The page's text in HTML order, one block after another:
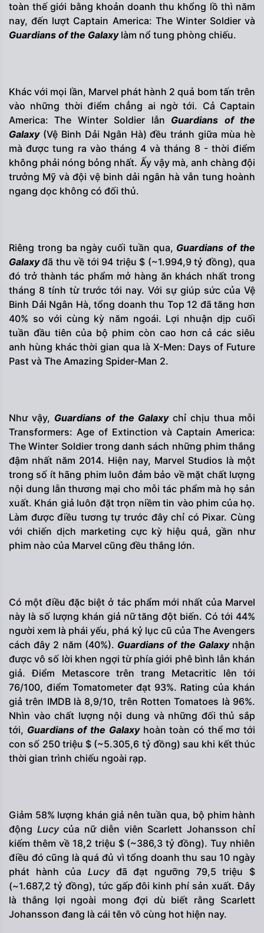
toàn thế giới bằng khoản doanh thu khổng lồ thì năm
nay, đến lượt Captain America: The Winter Soldier và
Guardians of the Galaxylàm nổ tung phòng chiếu.
Khác với mọi lần, Marvel phát hành 2 quả bom tấn trên
vào những thời điểm chẳng ai ngờ tới. Cả Captain
America: The Winter Soldier lẫn Guardians of the
Galaxy (Vệ Binh Dải Ngân Hà) đều tránh giữa mùa hè
mà được tung ra vào tháng 4 và tháng 8 - thời điểm
không phải nóng bỏng nhất. Ấy vậy mà, anh chàng đội
trưởng Mỹ và đội vệ binh dải ngân hà vẫn tung hoành
ngang dọc không có đối thủ.
Riêng trong ba ngày cuối tuần qua, Guardians of the
Galaxyđã thu về tới 94 triệu $ (~1.994,9 tỷ đồng), qua
đó trở thành tác phẩm mở hàng ăn khách nhất trong
tháng 8 tính từ trước tới nay. Với sự giúp sức của Vệ
Binh Dải Ngân Hà, tổng doanh thu Top 12 đã tăng hơn
40% so với cùng kỳ năm ngoái. Lợi nhuận dịp cuối
tuần đầu tiên của bộ phim còn cao hơn cả các siêu
anh hùng khác thời gian qua là X-Men: Days of Future
Past và The Amazing Spider-Man 2.
Như vậy, Guardians of the Galaxychỉ chịu thua mỗi
Transformers: Age of Extinction và Captain America:
The Winter Soldier trong danh sách những phim thắng
đậm nhất năm 2014. Hiện nay, Marvel Studios là một
trong số ít hãng phim luôn đảm bảo về mặt chất lượng
nội dung lẫn thương mại cho mỗi tác phẩm mà họ sản
xuất. Khán giả luôn đặt trọn niềm tin vào phim của họ.
Làm được điều tương tự trước đây chỉ có Pixar. Cùng
với chiến dịch marketing cực kỳ hiệu quả, gần như
phim nào của Marvel cũng đều thắng lớn.
Có một điều đặc biệt ở tác phẩm mới nhất của Marvel
này là số lượng khán giả nữ tăng đột biến. Có tới 44%
người xem là phái yếu, phá kỷ lục cũ của The Avengers
cách đây 2 năm (40%). Guardians of the Galaxynhận
được vô số lời khen ngợi từ phía giới phê bình lẫn khán
giả. Điểm Metascore trên trang Metacritic lên tới
76/100, điểm Tomatometer đạt 93%. Rating của khán
giả trên IMDB là 8,9/10, trên Rotten Tomatoes là 96%.
Nhìn vào chất lượng nội dung và những đối thủ sắp
tới, Guardians of the Galaxyhoàn toàn có thể mơ tới
con số 250 triệu $ (~5.305,6 tỷ đồng) sau khi kết thúc
thời gian trình chiếu ngoài rạp.
Giảm 58% lượng khán giả nên tuần qua, bộ phim hành
động Lucycủa nữ diễn viên Scarlett Johansson chỉ
kiếm thêm về 18,2 triệu $ (~386,3 tỷ đồng). Tuy nhiên
điều đó cũng là quá đủ vì tổng doanh thu sau 10 ngày
phát hành của Lucy đã đạt ngưỡng 79,5 triệu $
(~1.687,2 tỷ đồng), tức gấp đôi kinh phí sản xuất. Đây
là thắng lợi ngoài mong đợi dù biết rằng Scarlett
Johansson đang là cái tên vô cùng hot hiện nay.